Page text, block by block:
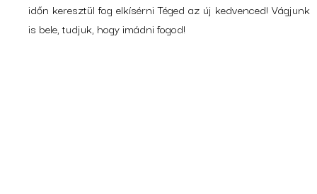
időn keresztül fog elkísérni Téged az új kedvenced! Vágjunk
is bele, tudjuk, hogy imádni fogod!